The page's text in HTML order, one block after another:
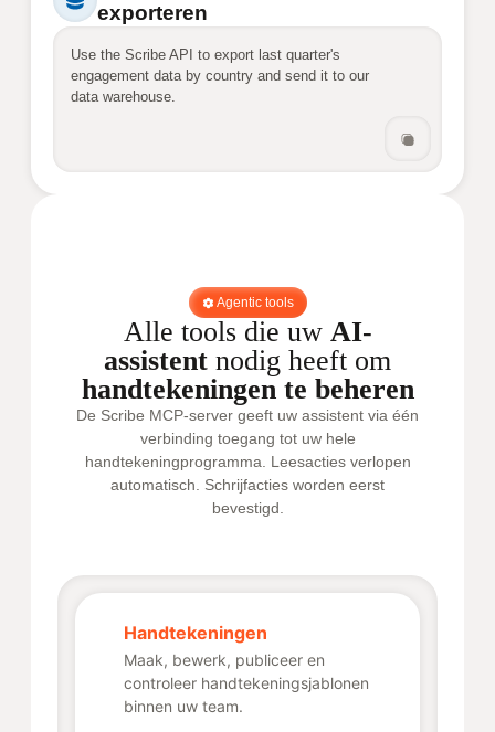
exporteren
Use the Scribe API to export last quarter's
engagement data by country and send it to our
data warehouse.
Agentic tools
Alle tools die uw AI-
assistent nodig heeft om
handtekeningen te beheren
De Scribe MCP-server geeft uw assistent via één
verbinding toegang tot uw hele
handtekeningprogramma. Leesacties verlopen
automatisch. Schrijfacties worden eerst
bevestigd.
Handtekeningen
Maak, bewerk, publiceer en
controleer handtekeningsjablonen
binnen uw team.